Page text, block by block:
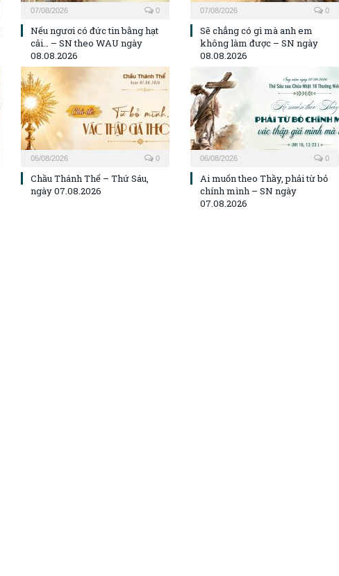
07/08/2026 0
Nếu ngươi có đức tin bằng hạt
cải… – SN theo WAU ngày
08.08.2026
07/08/2026 0
Sẽ chẳng có gì mà anh em
không làm được – SN ngày
08.08.2026
06/08/2026 0
Chầu Thánh Thể – Thứ Sáu,
ngày 07.08.2026
06/08/2026 0
Ai muốn theo Thầy, phải từ bỏ
chính mình – SN ngày
07.08.2026